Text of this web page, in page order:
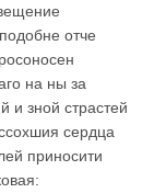
отче
на ны за
и зной страстей
сердца
приносити